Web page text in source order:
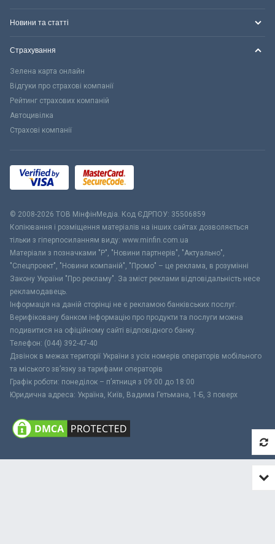
Новини та статті
Страхування
Зелена карта онлайн
Відгуки про страхові компанії
Рейтинг страхових компаній
Автоцивілка
Страхові компанії
© 2008-2026 ТОВ МiнфiнМедiа. Код ЄДРПОУ: 35506859
Копіювання і розміщення матеріалів на інших сайтах дозволяється
тільки з гіперпосиланням виду: www.minfin.com.ua
Матеріали з позначками "Р", "Новини партнерів", "Актуально",
"Спецпроект", "Новини компаній", "Промо" – це реклама, в розумінні
Закону України "Про рекламу". За зміст реклами відповідальність несе
рекламодавець.
Інформація на даній сторінці не є рекламою банківських послуг.
Верифіковану банком інформацію про продукти та послуги можна
подивитися на офіційному сайті відповідного банку.
Телефон: (044) 392-47-40
Дзвінок в межах території України з усіх номерів операторів мобільного
та міського зв’язку за тарифами операторів
Графік роботи: понеділок – п’ятниця з 09:00 до 18:00
Юридична адреса: Україна, Київ, Вадима Гетьмана, 1-Б, 3 поверх